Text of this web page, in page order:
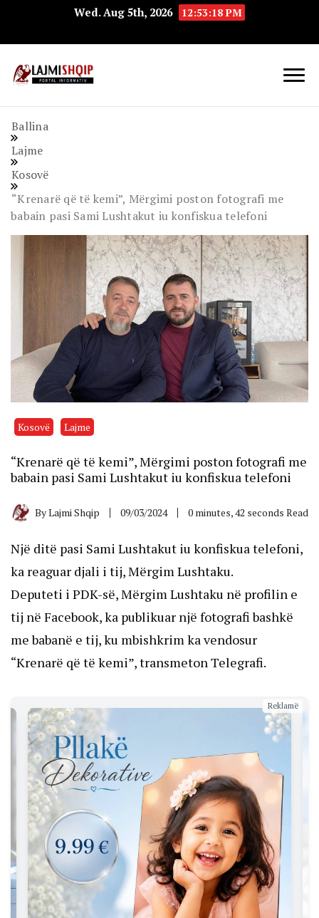
Wed. Aug 5th, 2026 12:53:19 PM
Ballina
Lajme
Kosovë
“Krenarë që të kemi”, Mërgimi poston fotografi me
babain pasi Sami Lushtakut iu konfiskua telefoni
Kosovë Lajme
“Krenarë që të kemi”, Mërgimi poston fotografi me
babain pasi Sami Lushtakut iu konfiskua telefoni
ByLajmi Shqip 09/03/2024 0 minutes, 42 seconds Read
Një ditë pasi Sami Lushtakut iu konfiskua telefoni,
ka reaguar djali i tij, Mërgim Lushtaku.
Deputeti i PDK-së, Mërgim Lushtaku në profilin e
tij në Facebook, ka publikuar një fotografi bashkë
me babanë e tij, ku mbishkrim ka vendosur
“Krenarë që të kemi”, transmeton Telegrafi.
Reklamë